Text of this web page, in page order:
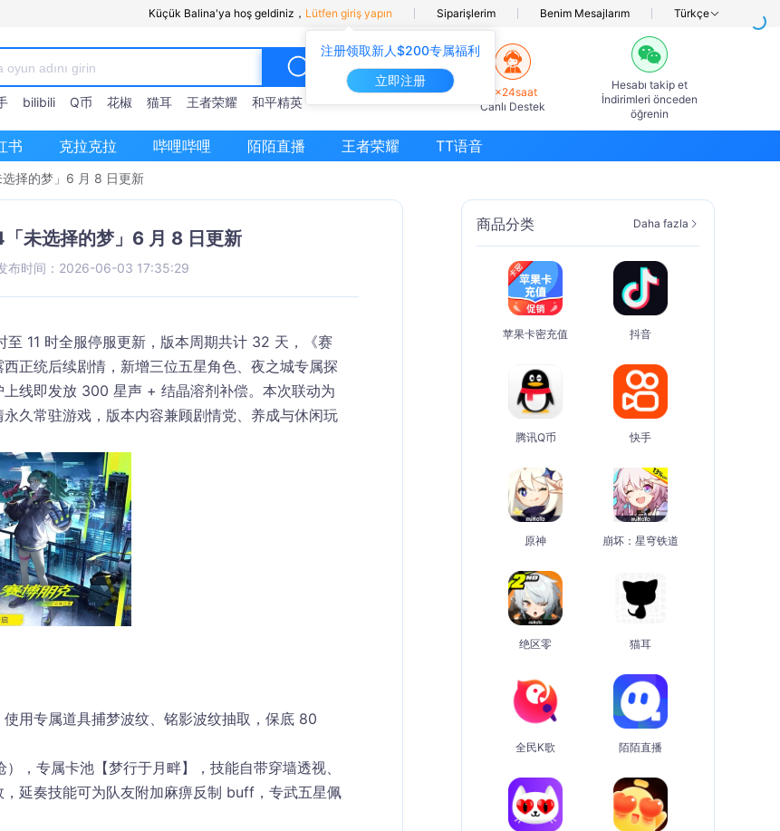
注册领取新人$200专属福利
立即注册
Küçük Balina'ya hoş geldiniz， Lütfen giriş yapın Siparişlerim Benim Mesajlarım Türkçe
bilibili Q币 花椒 猫耳 王者荣耀 和平精英
7×24saat
Canlı Destek
Hesabı takip et
İndirimleri önceden
öğrenin
书 克拉克拉 哔哩哔哩 陌陌直播 王者荣耀 TT语音
择的梦」6 月 8 日更新
未选择的梦」6 月 8 日更新
布时间：2026-06-03 17:35:29
11 时全服停服更新 ，版本周期共计 32 天，《赛
正统后续剧情，新增三位五星角色、夜之城专属探
线即发放 300 星声 + 结晶溶剂补偿。本次联动为
久常驻游戏，版本内容兼顾剧情党、养成与休闲玩
用专属道具捕梦波纹、铭影波纹抽取，保底 80
，专属卡池【梦行于月畔】，技能自带穿墙透视、
延奏技能可为队友附加麻痹反制 buff，专武五星佩
商品分类 Daha fazla
苹果卡密充值 抖音
腾讯Q币 快手
原神 崩坏：星穹铁道
绝区零 猫耳
全民K歌 陌陌直播